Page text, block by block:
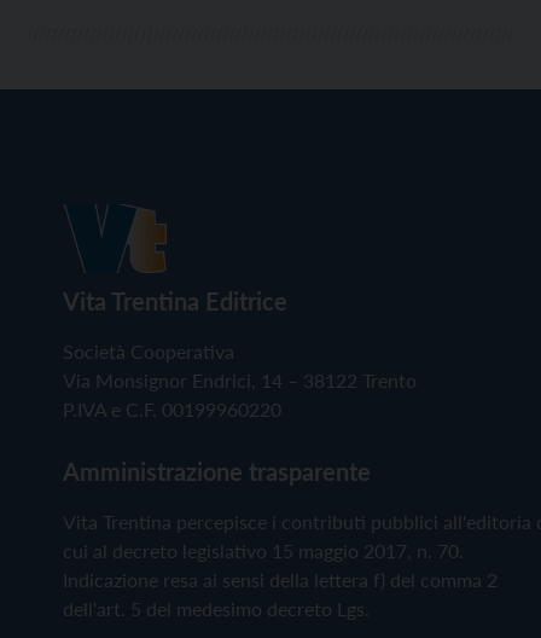
Vita Trentina Editrice
Società Cooperativa
Via Monsignor Endrici, 14 – 38122 Trento
P.IVA e C.F. 00199960220
Amministrazione trasparente
Vita Trentina percepisce i contributi pubblici all'editoria
cui al decreto legislativo 15 maggio 2017, n. 70.
Indicazione resa ai sensi della lettera f) del comma 2
dell'art. 5 del medesimo decreto Lgs.